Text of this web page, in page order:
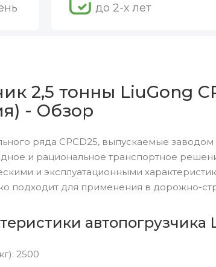
до 2-х лет
2,5 тонны LiuGong
- Обзор
ряда CPCD25, выпускаемые
и рациональное транспортное
и эксплуатационными
подходит для применения в дорожно-
автопогрузчика
2500